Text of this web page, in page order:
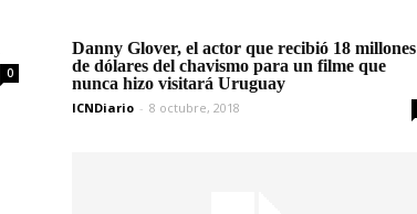
0
Danny Glover, el actor que recibió 18 millones
de dólares del chavismo para un filme que
nunca hizo visitará Uruguay
ICNDiario - 8 octubre, 2018